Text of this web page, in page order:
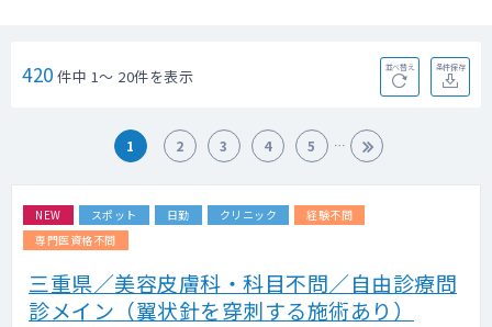
420 件中 1～ 20件を表示 並べ替え 条件保存
1 2 3 4 5
NEW スポット 日勤 クリニック
経験不問
専門医資格不問
三重県／美容皮膚科・科目不問／自由診療問
診メイン（翼状針を穿刺する施術あり）